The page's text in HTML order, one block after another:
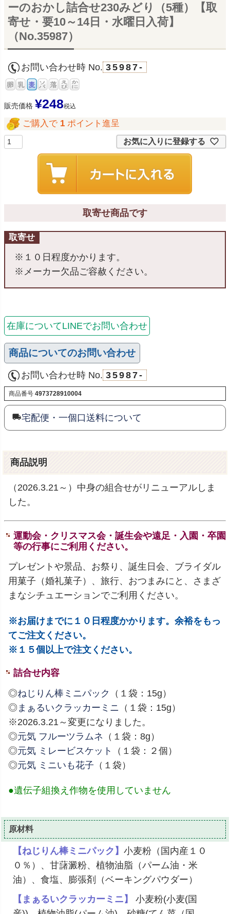
ーのおかし詰合せ230みどり（5種）【取
寄せ・要10～14日・水曜日入荷】
（No.35987）
お問い合わせ時 No. 35987-
販売価格 ¥248税込
ご購入で 1 ポイント進呈
お気に入りに登録する
取寄せ商品です
取寄せ
※１０日程度かかります。
※メーカー欠品ご容赦ください。
在庫についてLINEでお問い合わせ
商品についてのお問い合わせ
お問い合わせ時 No. 35987-
商品番号 4973728910004
宅配便・一個口送料について
商品説明
（2026.3.21～）中身の組合せがリニューアルしま
した。
運動会・クリスマス会・誕生会や遠足・入園・卒園
等の行事にご利用ください。
プレゼントや景品、お祭り、誕生日会、ブライダル
用菓子（婚礼菓子）、旅行、おつまみにと、さまざ
まなシチュエーションでご利用ください。
※お届けまでに１０日程度かかります。余裕をもっ
てご注文ください。
※１５個以上で注文ください。
詰合せ内容
◎ねじりん棒ミニパック
（１袋：15g）
◎ まぁるいクラッカーミニ （１袋：15g）
※2026.3.21～変更になりました。
◎元気 フルーツラムネ （１袋：8g）
◎元気 ミレービスケット
（１袋：２個）
◎元気 ミニいも花子 （１袋）
●遺伝子組換え作物を使用していません
原材料
【ねじりん棒ミニパック】 小麦粉（国内産１０
０％）、甘藷澱粉、植物油脂（パーム油・米
油）、食塩、膨張剤（ベーキングパウダー）
【まぁるいクラッカーミニ】
小麦粉(小麦(国